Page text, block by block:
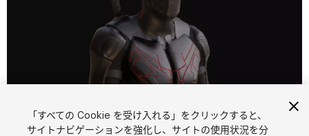
1 /8
「すべての Cookie を受け入れる」をクリックすると、
サイトナビゲーションを強化し、サイトの使用状況を分